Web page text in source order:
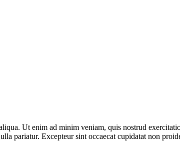
Ut enim ad minim veniam, quis nostrud
pariatur. Excepteur sint occaecat cupidatat non